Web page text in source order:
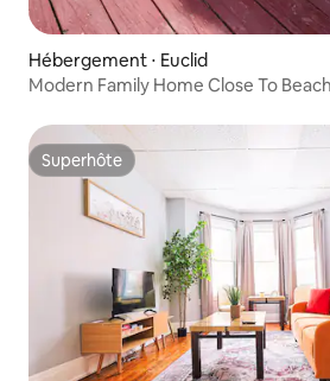
Hébergement ⋅ Euclid
Modern Family Home Close To
Superhôte
Superhôte